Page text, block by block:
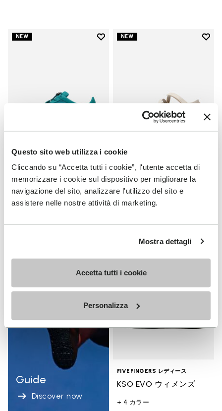
Questo sito web utilizza i cookie
Cliccando su “Accetta tutti i cookie”, l'utente accetta di
memorizzare i cookie sul dispositivo per migliorare la
navigazione del sito, analizzare l'utilizzo del sito e
assistere nelle nostre attività di marketing.
Mostra dettagli
Accetta tutti i cookie
Personalizza
NEW
Add to wishlist
FIVEFINGERS メンズ
KSO EVO メンズ
NEW
Add
FIVEFINGERS レディース
V-Soul Foot Map
Guide
Discover now
Add
FIVEFINGERS レディース
KSO EVO ウィメンズ
+ 4 カラー